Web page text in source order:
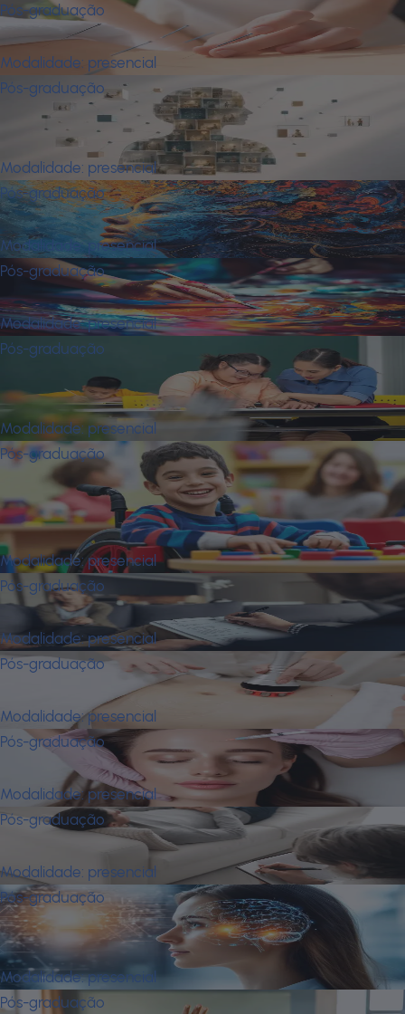
Pós-graduação
Acupuntura
Modalidade: presencial
Pós-graduação
Análise Aplicada do Comportamento
(A. B. A) e Clínica Comportamental
Modalidade: presencial
Pós-graduação
Arte Como Linguagem da Alma
Modalidade:
presencial
Pós-graduação
Arteterapia
Modalidade: presencial
Pós-graduação
Atendimento Educacional
Especializado - Aee
Modalidade: presencial
Pós-graduação
Atuação na Educação Infantil e nos
Processos Inclusivos de Crianças Com
Deficiência
Modalidade: presencial
Pós-graduação
Avaliação Psicológica
Modalidade: presencial
Pós-graduação
Biologia Estética
Modalidade: presencial
Pós-graduação
Biomedicina Estética
Modalidade: presencial
Pós-graduação
Clínica Psicanalítica Implicada
Modalidade: presencial
Pós-graduação
Comportamento Humano e
Neurociência
Modalidade: presencial
Pós-graduação